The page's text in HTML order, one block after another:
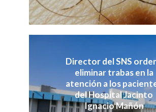
Director del SNS
eliminar trabas en la
atención a los
del Hospital Jacinto
Ignacio Mañón